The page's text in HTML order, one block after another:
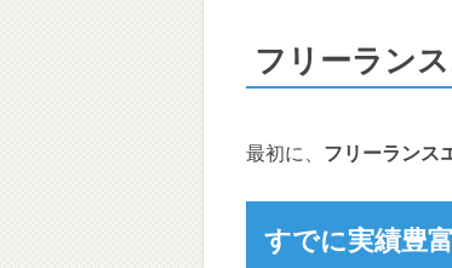
フリーラン
最初に、 フリーランス
すでに実績豊